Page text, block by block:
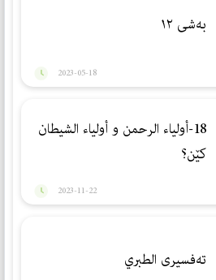
بەشی ١٢
2023-05-18
18-أولیاء الرحمن و أولیاء الشیطان
كێن؟
2023-11-22
تەفسیری الطبري